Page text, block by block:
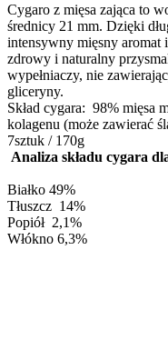
Cygaro z mięsa zająca to
średnicy 21 mm. Dzięki
intensywny mięsny
zdrowy i naturalny
wypełniaczy, nie
gliceryny.
Skład cygara: 98% mięsa
kolagenu (może zawierać
7sztuk / 170g
Analiza składu cygara
Białko 49%
Tłuszcz 14%
Popiół 2,1%
Włókno 6,3%